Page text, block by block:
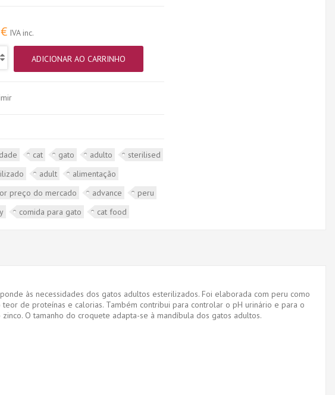
IVA inc.
ADICIONAR AO CARRINHO
cat gato adulto
sterilised
adult
alimentação
preço do mercado
advance
peru
comida para gato cat food
às necessidades dos gatos adultos esterilizados. Foi elaborada com peru como
de proteínas e calorias. Também contribui para controlar o pH urinário e para o
O tamanho do croquete adapta-se à mandíbula dos gatos adultos.